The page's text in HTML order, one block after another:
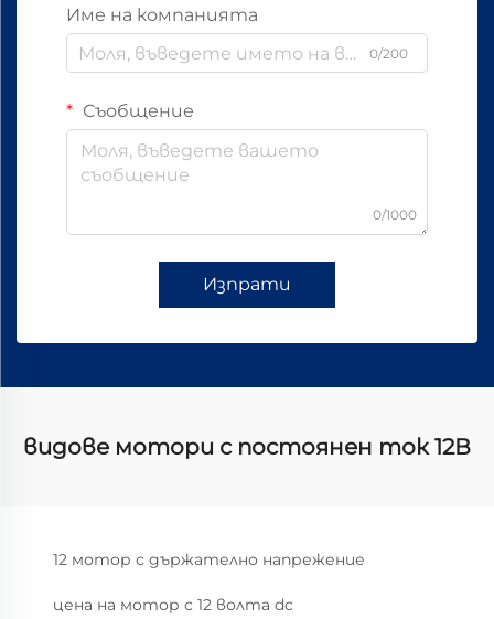
Име на компанията
0/200
Съобщение
0/1000
Изпрати
видове мотори с постоянен ток 12В
12 мотор с държателно напрежение
цена на мотор с 12 волта dc